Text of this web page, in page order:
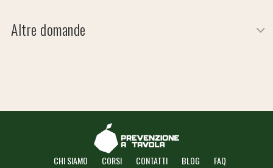
Altre domande
CHI SIAMO CORSI CONTATTI BLOG FAQ